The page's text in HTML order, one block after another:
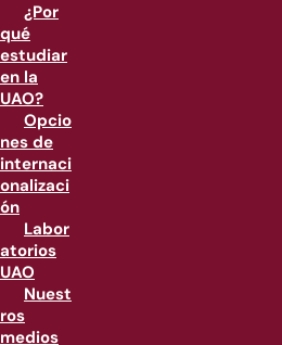
¿Por
qué
estudiar
en la
UAO?
Opcio
nes de
internaci
onalizaci
ón
Labor
atorios
UAO
Nuest
ros
medios